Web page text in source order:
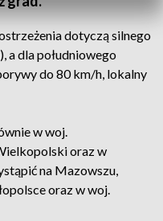
dotyczą silnego
a dla południowego
do 80 km/h, lokalny
w woj.
oraz w
na Mazowszu,
oraz w woj.